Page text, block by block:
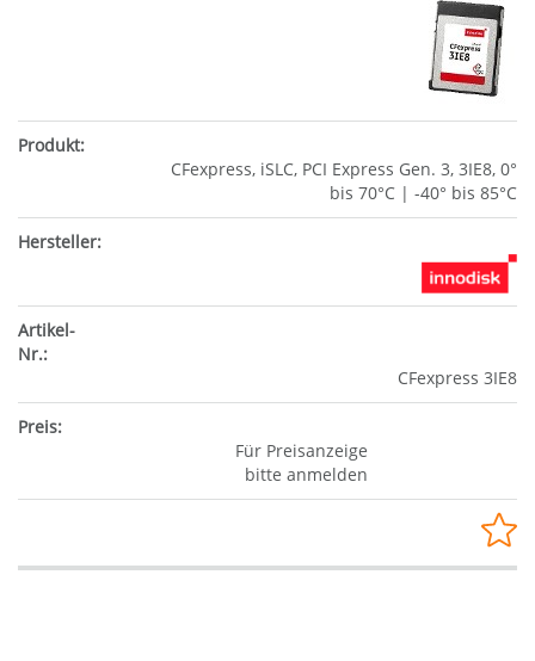
CFexpress, iSLC, PCI Express Gen. 3, 3IE8, 0°
bis 70°C | -40° bis 85°C
CFexpress 3IE8
Für Preisanzeige
bitte anmelden